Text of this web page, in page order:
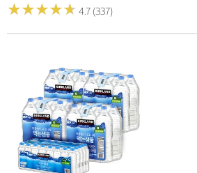
★★★★★
★★★★★ 4.7 (337)